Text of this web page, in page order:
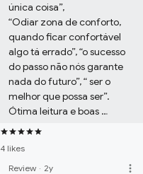
única coisa”,
“Odiar zona de conforto,
quando ficar confortável
algo tá errado”, “o sucesso
do passo não nós garante
nada do futuro”, “ ser o
melhor que possa ser”.
Ótima leitura e boas
meditações.
4 likes
Review · 2y more_vert